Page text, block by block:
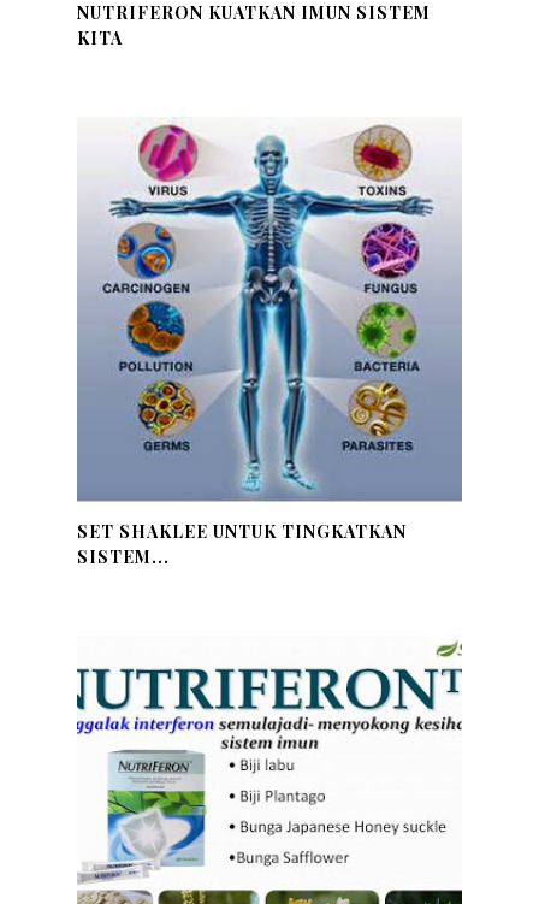
NUTRIFERON KUATKAN IMUN SISTEM
KITA
SET SHAKLEE UNTUK TINGKATKAN
SISTEM...